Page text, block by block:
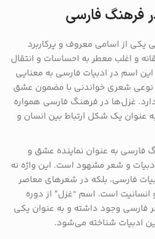
فرهنگ فارسی
از اسامی معروف و پرکاربرد
و اغلب معطر به احساسات و انتقال
اسم در ادبیات فارسی به معنایی
شعری خواندنی با مضمون عشق
غزل‌ها در فرهنگ فارسی همواره
عنوان یک شکل ارتباط بین انسان و
فارسی به عنوان نماینده عشق و
و شعر مشهود است. این واژه نه
فارسی، بلکه در شعرهای معاصر
انسانیت است. اسم “غزل” از دوره‌
فارسی وجود داشته و به عنوان یکی
ادبیات شناخته می‌شود.